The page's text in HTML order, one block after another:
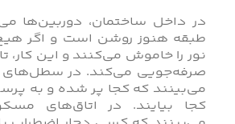
در داخل ساختمان، دوربین‌ها
طبقه هنوز روشن است و اگر
صرفه‌جویی می‌کند. در سطل‌های
می‌بینند که کجا پر شده و به
کجا بیایند. در اتاق‌های